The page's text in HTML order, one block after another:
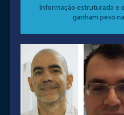
Informação estruturada e
ganham peso